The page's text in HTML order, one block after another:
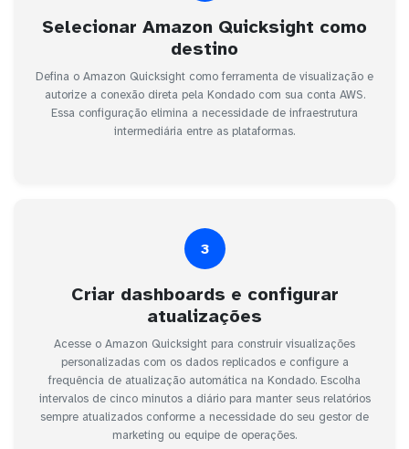
Selecionar Amazon Quicksight como
destino
Defina o Amazon Quicksight como ferramenta de visualização e
autorize a conexão direta pela Kondado com sua conta AWS.
Essa configuração elimina a necessidade de infraestrutura
intermediária entre as plataformas.
3
Criar dashboards e configurar
atualizações
Acesse o Amazon Quicksight para construir visualizações
personalizadas com os dados replicados e configure a
frequência de atualização automática na Kondado. Escolha
intervalos de cinco minutos a diário para manter seus relatórios
sempre atualizados conforme a necessidade do seu gestor de
marketing ou equipe de operações.